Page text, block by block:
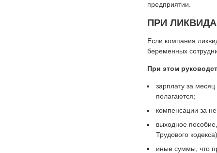
предприятии.
ПРИ
Если компания
беременных
При этом
зарплату за
полагаются;
компенсации за
выходное
Трудового
иные суммы, что